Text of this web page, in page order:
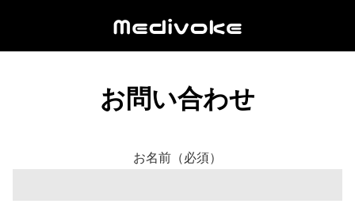
お問い合わせ
お名前（必須）